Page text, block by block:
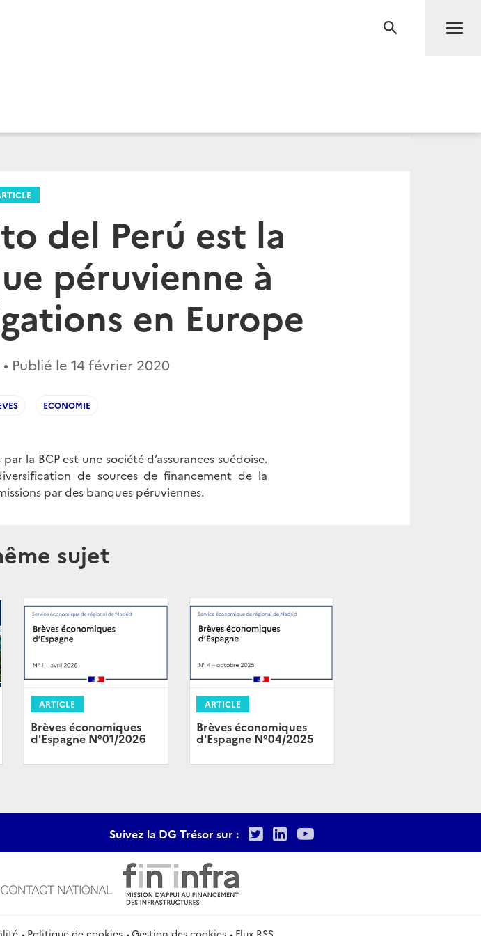
RECHERCHE
del Perú est la
péruvienne à
en Europe
Publié le 14 février 2020
ECONOMIE
la BCP est une société d’assurances suédoise.
de sources de financement de la
par des banques péruviennes.
sujet
ARTICLE
Brèves économiques
d'Espagne Nº01/2026
ARTICLE
Brèves économiques
d'Espagne Nº04/2025
Suivez la DG Trésor sur : TwitterLinkedIn
Youtube